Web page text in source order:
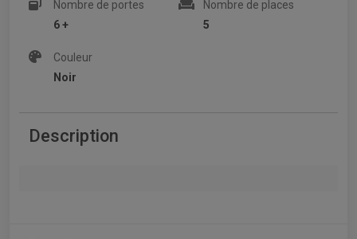
Nombre de portes
6 +
Nombre de places
5
Couleur
Noir
Description